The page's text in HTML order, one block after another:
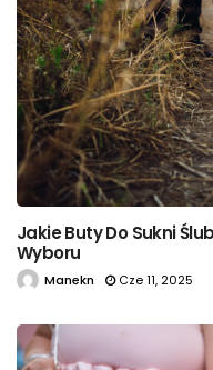
Jakie Buty Do Sukni
Wyboru
Manekn Cze 11, 2025